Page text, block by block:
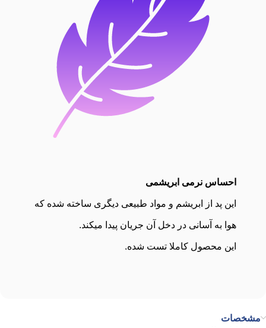
احساس نرمی ابریشمی
این پد از ابریشم و مواد طبیعی دیگری ساخته شده که
هوا به آسانی در دخل آن جریان پیدا میکند.
این محصول کاملا تست شده.
مشخصات